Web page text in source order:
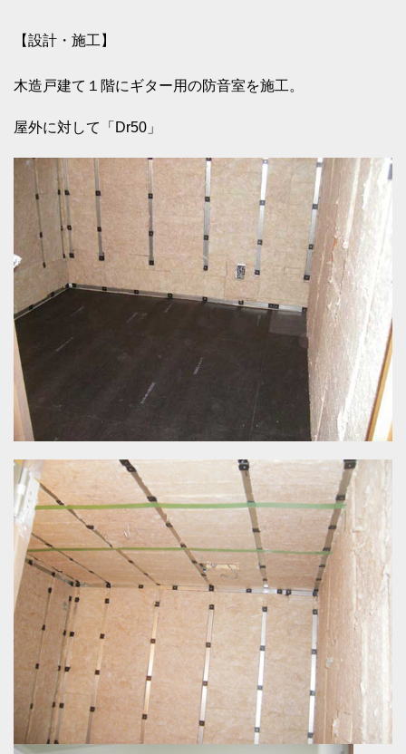
【設計・施工】
木造戸建て１階にギター用の防音室を施工。
屋外に対して「Dr50」